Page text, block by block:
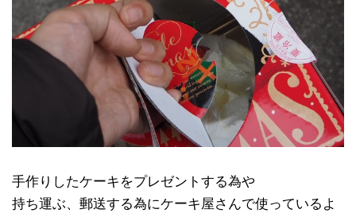
手作りしたケーキをプレゼントする為や
持ち運ぶ、郵送する為にケーキ屋さんで使っているよ